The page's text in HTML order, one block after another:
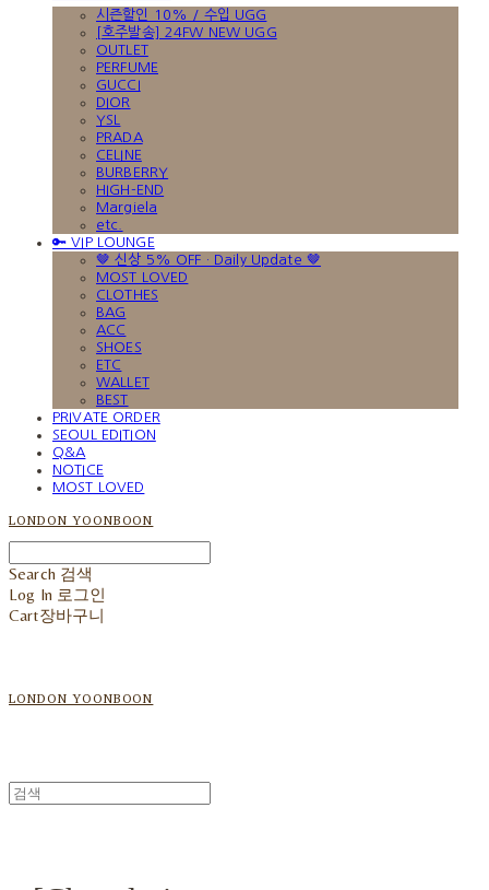
시즌할인 10% / 수입 UGG
[호주발송] 24FW NEW UGG
OUTLET
PERFUME
GUCCI
DIOR
YSL
PRADA
CELINE
BURBERRY
HIGH-END
Margiela
etc.
🔑 VIP LOUNGE
🤎 신상 5% OFF · Daily Update 🤎
MOST LOVED
CLOTHES
BAG
ACC
SHOES
ETC
WALLET
BEST
PRIVATE ORDER
SEOUL EDITION
Q&A
NOTICE
MOST LOVED
LONDON YOONBOON
Search 검색
Log In 로그인
Cart장바구니
LONDON YOONBOON